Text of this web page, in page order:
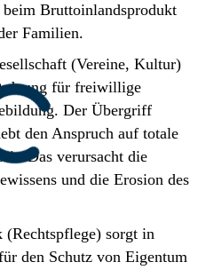
Bruttoinlandsprodukt
Familien.
(Vereine, Kultur)
für freiwillige
Der Übergriff
den Anspruch auf totale
Das verursacht die
und die Erosion des
sorgt in
den Schutz von Eigentum